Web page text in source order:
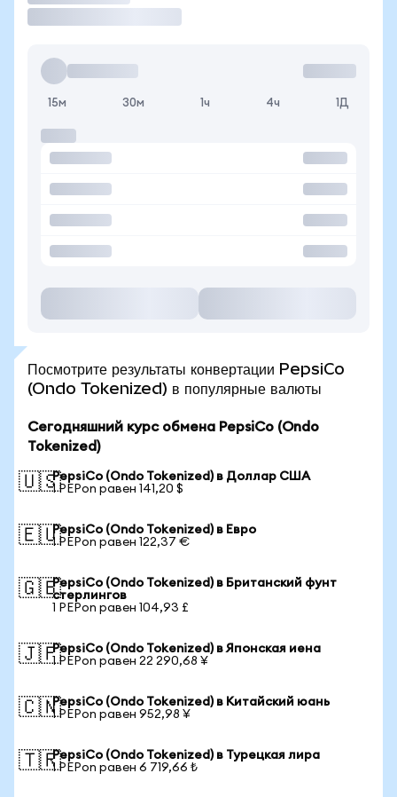
15м 30м 1ч 4ч 1Д
Посмотрите результаты конвертации PepsiCo
(Ondo Tokenized) в популярные валюты
Сегодняшний курс обмена PepsiCo (Ondo
Tokenized)
🇺🇸PepsiCo (Ondo Tokenized) в Доллар США
1 PEPon равен 141,20 $
🇪🇺PepsiCo (Ondo Tokenized) в Евро
1 PEPon равен 122,37 €
🇬🇧PepsiCo (Ondo Tokenized) в Британский фунт
стерлингов
1 PEPon равен 104,93 £
🇯🇵PepsiCo (Ondo Tokenized) в Японская иена
1 PEPon равен 22 290,68 ¥
🇨🇳PepsiCo (Ondo Tokenized) в Китайский юань
1 PEPon равен 952,98 ¥
🇹🇷PepsiCo (Ondo Tokenized) в Турецкая лира
1 PEPon равен 6 719,66 ₺